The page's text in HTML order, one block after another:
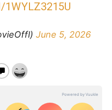
1WYLZ3215U
June 5, 2026